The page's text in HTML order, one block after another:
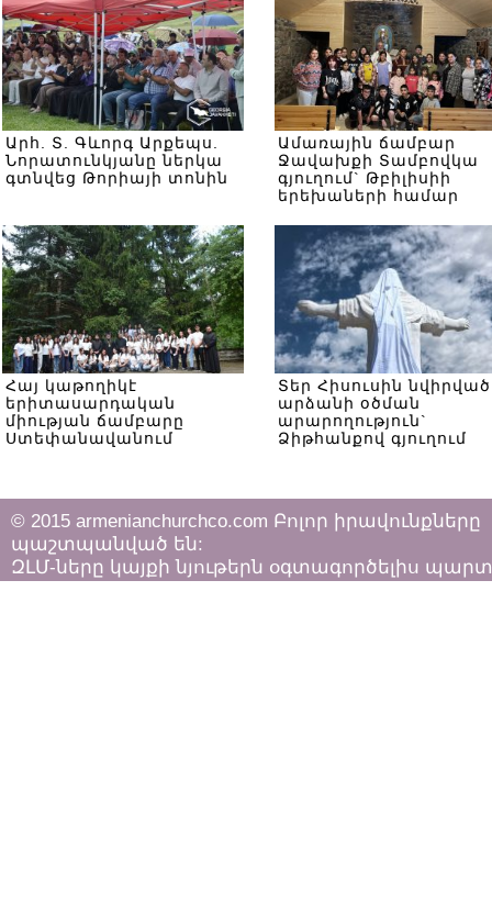
Արհ. Տ. Գևորգ Արքեպս.
Նորատունկյանը ներկա
գտնվեց Թորիայի տոնին
Ամառային ճամբար
Ջավախքի Տամբովկա
գյուղում` Թբիլիսիի
երեխաների համար
Հայ կաթողիկէ
երիտասարդական
միության ճամբարը
Ստեփանավանում
Տեր Հիսուսին նվիրված
արձանի օծման
արարողություն`
Ձիթհանքով գյուղում
© 2015 armenianchurchco.com Բոլոր իրավունքները
պաշտպանված են:
ԶԼՄ-ները կայքի նյութերն օգտագործելիս